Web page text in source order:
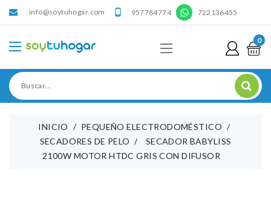
info@soytuhogar.com  957784774 ' 722136455
0
INICIO
PEQUEÑO ELECTRODOMÉSTICO
SECADORES DE PELO
SECADOR BABYLISS
2100W MOTOR HTDC GRIS CON DIFUSOR